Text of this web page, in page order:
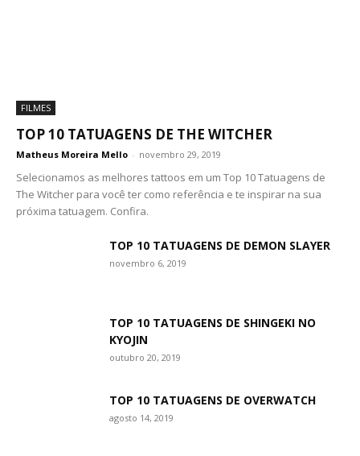
FILMES
TOP 10 TATUAGENS DE THE WITCHER
Matheus Moreira Mello - novembro 29, 2019
Selecionamos as melhores tattoos em um Top 10 Tatuagens de
The Witcher para você ter como referência e te inspirar na sua
próxima tatuagem. Confira.
TOP 10 TATUAGENS DE DEMON SLAYER
novembro 6, 2019
TOP 10 TATUAGENS DE SHINGEKI NO
KYOJIN
outubro 20, 2019
TOP 10 TATUAGENS DE OVERWATCH
agosto 14, 2019